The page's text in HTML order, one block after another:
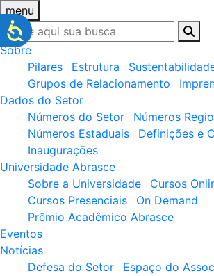
menu
Sobre
Pilares
Estrutura
Grupos de Relacionamento
Dados do Setor
Números do Setor
Números
Números Estaduais
Definições e
Inaugurações
Universidade Abrasce
Sobre a Universidade
Cursos
Cursos Presenciais
On Demand
Prêmio Acadêmico Abrasce
Eventos
Notícias
Defesa do Setor
Espaço do